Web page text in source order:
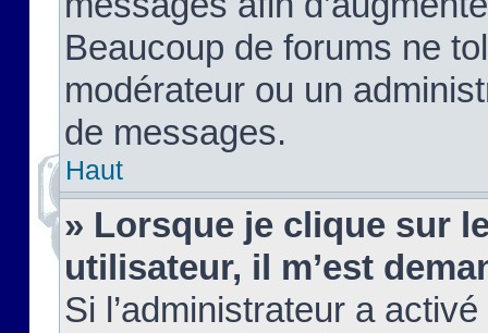
Beaucoup de forums ne
modérateur ou un
de messages.
Haut
» Lorsque je clique sur
utilisateur, il m’est
Si l’administrateur a